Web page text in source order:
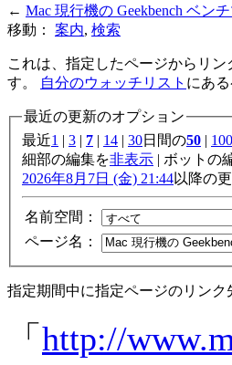
← Mac 現行機の Geekbench ベン
移動： 案内, 検索
これは、指定したページからリ
す。
自分のウォッチリスト にあ
最近の更新のオプション
最近1 3 7 14 30日間の50 100
細部の編集を非表示 | ボットの
2026年8月7日 (金) 21:44以降の
名前空間：
ページ名：
指定期間中に指定ページのリン
「 http://